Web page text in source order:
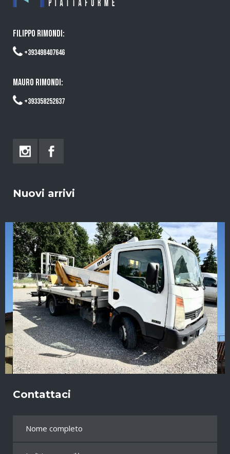
FILIPPO RIMONDI:
+393498407646
MAURO RIMONDI:
+393358252637
Nuovi arrivi
Contattaci